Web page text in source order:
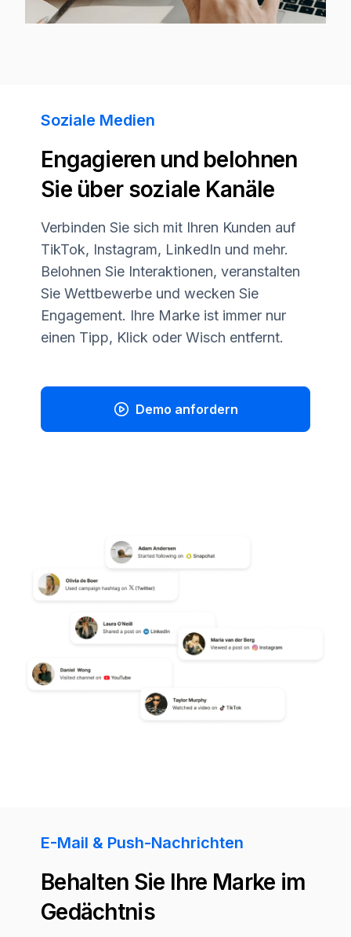
Soziale Medien
Engagieren und belohnen
Sie über soziale Kanäle
Verbinden Sie sich mit Ihren Kunden auf
TikTok, Instagram, LinkedIn und mehr.
Belohnen Sie Interaktionen, veranstalten
Sie Wettbewerbe und wecken Sie
Engagement. Ihre Marke ist immer nur
einen Tipp, Klick oder Wisch entfernt.
Demo anfordern
E-Mail & Push-Nachrichten
Behalten Sie Ihre Marke im
Gedächtnis